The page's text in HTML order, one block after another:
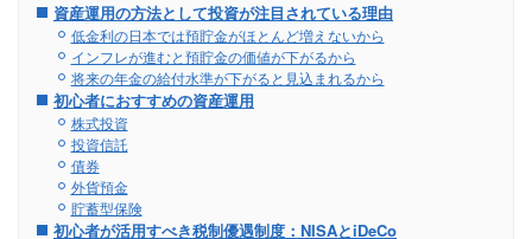
資産運用の方法として投資が注目されている理由
低金利の日本では預貯金がほとんど増えないから
インフレが進むと預貯金の価値が下がるから
将来の年金の給付水準が下がると見込まれるから
初心者におすすめの資産運用
株式投資
投資信託
債券
外貨預金
貯蓄型保険
初心者が活用すべき税制優遇制度：NISAとiDeCo